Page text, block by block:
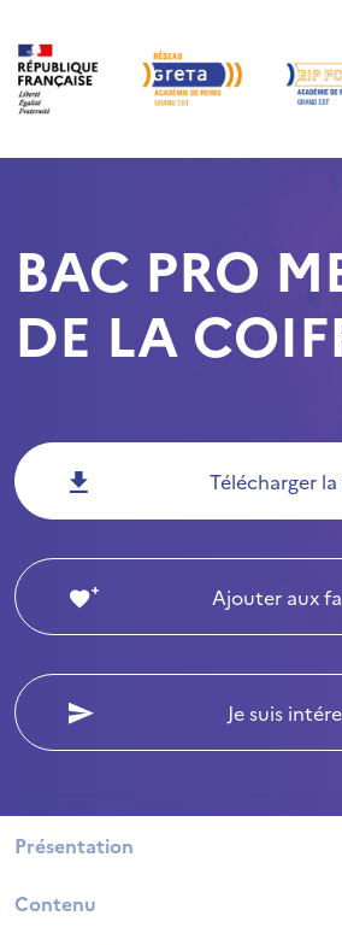
BAC PRO
DE LA
Télécharger
Ajouter aux
Je suis
Présentation
Contenu